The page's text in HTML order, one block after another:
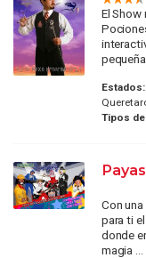
El Show
Estados:
Tipos
Con
para ti
donde
magia ...